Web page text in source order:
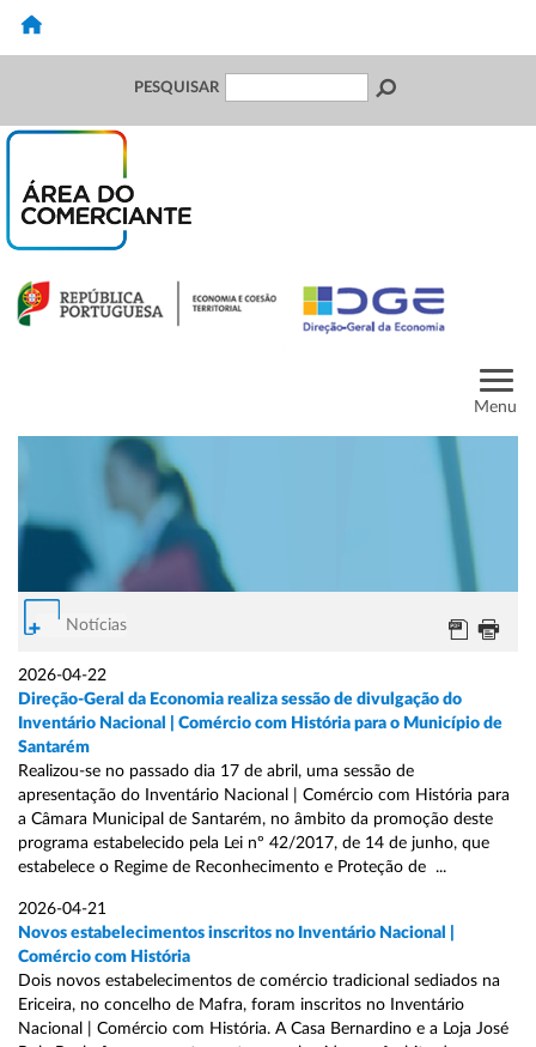
PESQUISAR
Menu
Notícias
2026-04-22
Direção-Geral da Economia realiza sessão de divulgação do
Inventário Nacional | Comércio com História para o Município de
Santarém
Realizou-se no passado dia 17 de abril, uma sessão de
apresentação do Inventário Nacional | Comércio com História para
a Câmara Municipal de Santarém, no âmbito da promoção deste
programa estabelecido pela Lei nº 42/2017, de 14 de junho, que
estabelece o Regime de Reconhecimento e Proteção de ...
2026-04-21
Novos estabelecimentos inscritos no Inventário Nacional |
Comércio com História
Dois novos estabelecimentos de comércio tradicional sediados na
Ericeira, no concelho de Mafra, foram inscritos no Inventário
Nacional | Comércio com História. A Casa Bernardino e a Loja José